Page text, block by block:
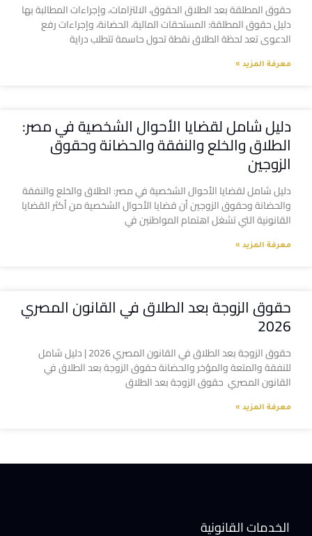
حقوق المطلقة بعد الطلاق الحقوق، الالتزامات، وإجراءات المطالبة بها
دليل حقوق المطلقة: المستحقات المالية، الحضانة، وإجراءات رفع
الدعوى تعد لحظة الطلاق نقطة تحول حاسمة تتطلب دراية
معرفة المزيد »
دليل شامل لقضايا الأحوال الشخصية في مصر:
الطلاق والخلع والنفقة والحضانة وحقوق
الزوجين
دليل شامل لقضايا الأحوال الشخصية في مصر: الطلاق والخلع والنفقة
والحضانة وحقوق الزوجين أن قضايا الأحوال الشخصية من أكثر القضايا
القانونية التي تشغل اهتمام المواطنين في
معرفة المزيد »
حقوق الزوجة بعد الطلاق في القانون المصري
2026
حقوق الزوجة بعد الطلاق في القانون المصري 2026 | دليل شامل
للنفقة والمتعة والمؤخر والحضانة حقوق الزوجة بعد الطلاق في
القانون المصري حقوق الزوجة بعد الطلاق
معرفة المزيد »
الخدمات القانونية